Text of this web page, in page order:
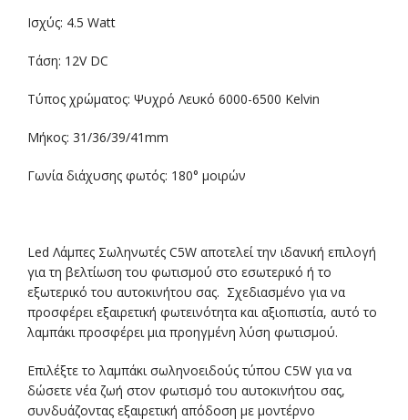
Ισχύς: 4.5 Watt
Τάση: 12V DC
Τύπος χρώματος: Ψυχρό Λευκό 6000-6500 Κelvin
Μήκος: 31/36/39/41mm
Γωνία διάχυσης φωτός: 180° μοιρών
Led Λάμπες Σωληνωτές C5W αποτελεί την ιδανική επιλογή
για τη βελτίωση του φωτισμού στο εσωτερικό ή το
εξωτερικό του αυτοκινήτου σας. Σχεδιασμένο για να
προσφέρει εξαιρετική φωτεινότητα και αξιοπιστία, αυτό το
λαμπάκι προσφέρει μια προηγμένη λύση φωτισμού.
Επιλέξτε το λαμπάκι σωληνοειδούς τύπου C5W για να
δώσετε νέα ζωή στον φωτισμό του αυτοκινήτου σας,
συνδυάζοντας εξαιρετική απόδοση με μοντέρνο